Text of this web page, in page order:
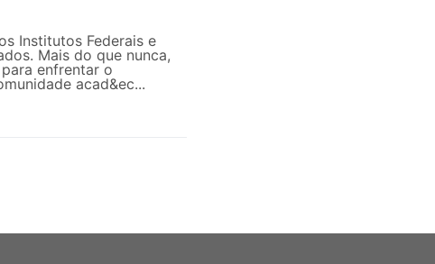
Institutos Federais e
Mais do que nunca,
enfrentar o
acad&ec...